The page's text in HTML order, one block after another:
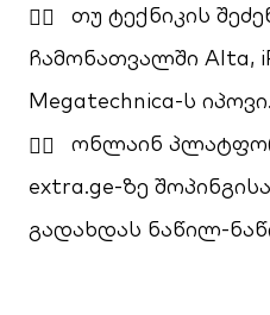
თუ ტექნიკის
ჩამონათვალში Alta,
Megatechnica-ს იპოვი.
ონლაინ
extra.ge-ზე
გადახდას ნაწილ-